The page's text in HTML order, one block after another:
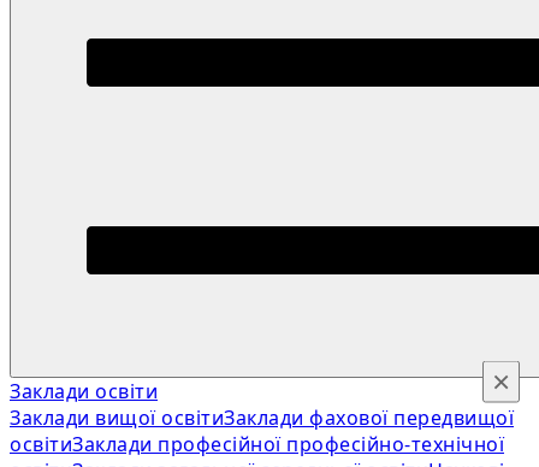
Заклади освіти
Заклади вищої освітиЗаклади фахової передвищої
освітиЗаклади професійної професійно-технічної
×